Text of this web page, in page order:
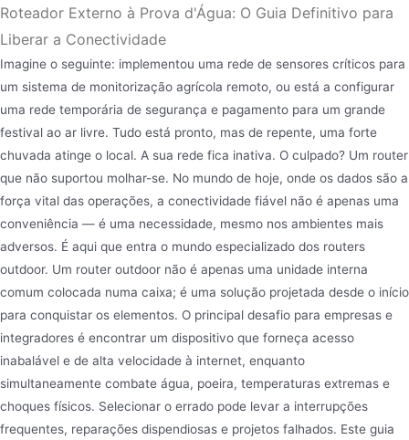
Roteador Externo à Prova d'Água: O Guia Definitivo para
Liberar a Conectividade
Imagine o seguinte: implementou uma rede de sensores críticos para
um sistema de monitorização agrícola remoto, ou está a configurar
uma rede temporária de segurança e pagamento para um grande
festival ao ar livre. Tudo está pronto, mas de repente, uma forte
chuvada atinge o local. A sua rede fica inativa. O culpado? Um router
que não suportou molhar-se. No mundo de hoje, onde os dados são a
força vital das operações, a conectividade fiável não é apenas uma
conveniência — é uma necessidade, mesmo nos ambientes mais
adversos. É aqui que entra o mundo especializado dos routers
outdoor. Um router outdoor não é apenas uma unidade interna
comum colocada numa caixa; é uma solução projetada desde o início
para conquistar os elementos. O principal desafio para empresas e
integradores é encontrar um dispositivo que forneça acesso
inabalável e de alta velocidade à internet, enquanto
simultaneamente combate água, poeira, temperaturas extremas e
choques físicos. Selecionar o errado pode levar a interrupções
frequentes, reparações dispendiosas e projetos falhados. Este guia